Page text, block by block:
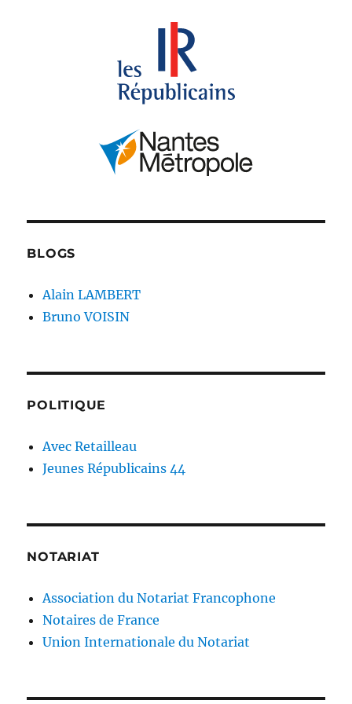
BLOGS
Alain LAMBERT
Bruno VOISIN
POLITIQUE
Avec Retailleau
Jeunes Républicains 44
NOTARIAT
Association du Notariat Francophone
Notaires de France
Union Internationale du Notariat